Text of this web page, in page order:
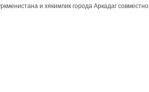
и хякимлик города Аркадаг совместно